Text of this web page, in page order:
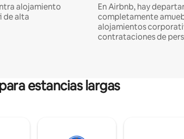
alojamiento
de alta
En Airbnb, hay
completamente
alojamientos
contrataciones de
estancias largas